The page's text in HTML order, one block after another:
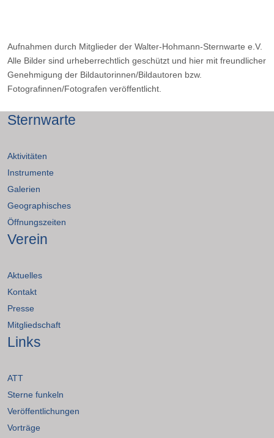
Aufnahmen durch Mitglieder der Walter-Hohmann-Sternwarte e.V.
Alle Bilder sind urheberrechtlich geschützt und hier mit freundlicher
Genehmigung der Bildautorinnen/Bildautoren bzw.
Fotografinnen/Fotografen veröffentlicht.
Sternwarte
Aktivitäten
Instrumente
Galerien
Geographisches
Öffnungszeiten
Verein
Aktuelles
Kontakt
Presse
Mitgliedschaft
Links
ATT
Sterne funkeln
Veröffentlichungen
Vorträge